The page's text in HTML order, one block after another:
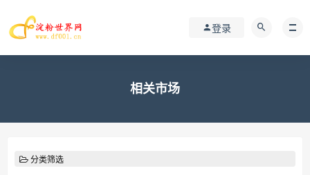
登录
相关市场
分类筛选